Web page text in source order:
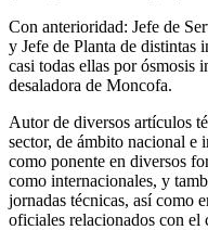
Con anterioridad: Jefe de
y Jefe de Planta de distintas
casi todas ellas por ósmosis
desaladora de Moncofa.
Autor de diversos artículos
sector, de ámbito nacional e
como ponente en diversos
como internacionales, y
jornadas técnicas, así como
oficiales relacionados con el